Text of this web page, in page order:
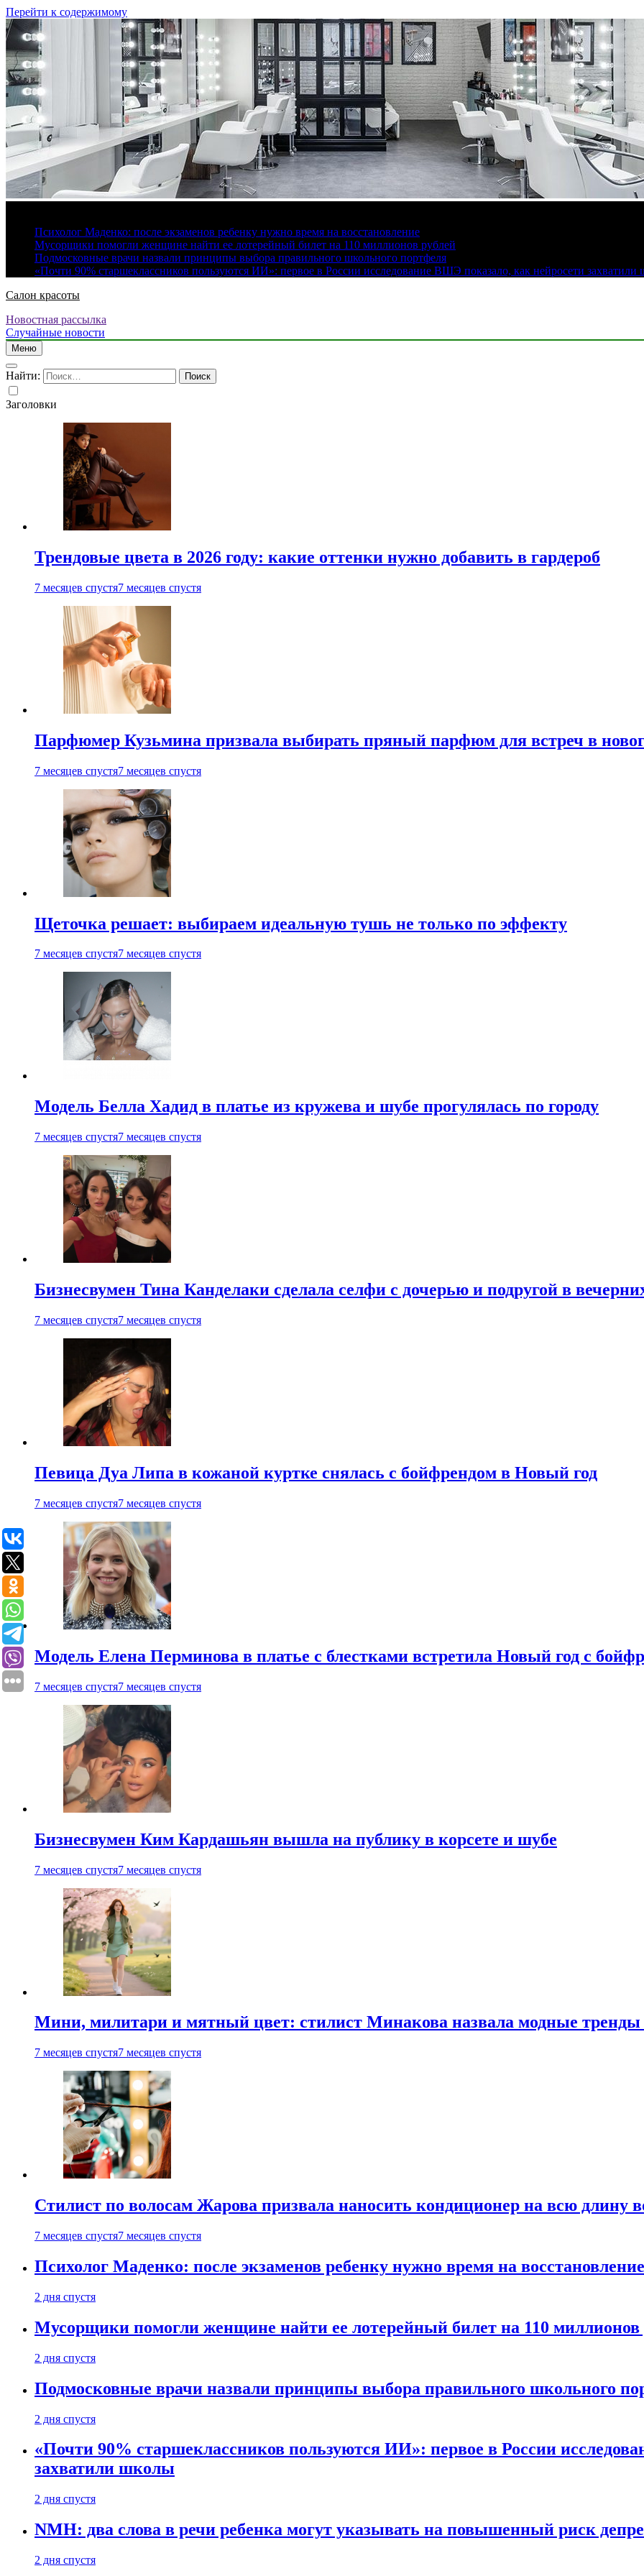
Перейти к содержимому
Психолог Маденко: после экзаменов ребенку нужно время на восстановление
Мусорщики помогли женщине найти ее лотерейный билет на 110 миллионов рублей
Подмосковные врачи назвали принципы выбора правильного школьного портфеля
«Почти 90% старшеклассников пользуются ИИ»: первое в России исследование ВШЭ показало, как нейросети захватили
Салон красоты
Новостная рассылка
Случайные новости
Меню
Найти:
Заголовки
Трендовые цвета в 2026 году: какие оттенки нужно добавить в гардероб
7 месяцев спустя7 месяцев спустя
Парфюмер Кузьмина призвала выбирать пряный парфюм для встреч в
7 месяцев спустя7 месяцев спустя
Щеточка решает: выбираем идеальную тушь не только по эффекту
7 месяцев спустя7 месяцев спустя
Модель Белла Хадид в платье из кружева и шубе прогулялась по городу
7 месяцев спустя7 месяцев спустя
Бизнесвумен Тина Канделаки сделала селфи с дочерью и подругой в
7 месяцев спустя7 месяцев спустя
Певица Дуа Липа в кожаной куртке снялась с бойфрендом в Новый год
7 месяцев спустя7 месяцев спустя
Модель Елена Перминова в платье с блестками встретила Новый год с
7 месяцев спустя7 месяцев спустя
Бизнесвумен Ким Кардашьян вышла на публику в корсете и шубе
7 месяцев спустя7 месяцев спустя
Мини, милитари и мятный цвет: стилист Минакова назвала модные тренды
7 месяцев спустя7 месяцев спустя
Стилист по волосам Жарова призвала наносить кондиционер на всю длину
7 месяцев спустя7 месяцев спустя
Психолог Маденко: после экзаменов ребенку нужно время на восстановление
2 дня спустя
Мусорщики помогли женщине найти ее лотерейный билет на 110 миллионов
2 дня спустя
Подмосковные врачи назвали принципы выбора правильного школьного
2 дня спустя
«Почти 90% старшеклассников пользуются ИИ»: первое в России
захватили школы
2 дня спустя
NMH: два слова в речи ребенка могут указывать на повышенный риск
2 дня спустя